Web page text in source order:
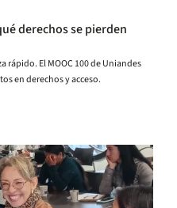
derechos se pierden
rápido. El MOOC 100 de Uniandes
en derechos y acceso.